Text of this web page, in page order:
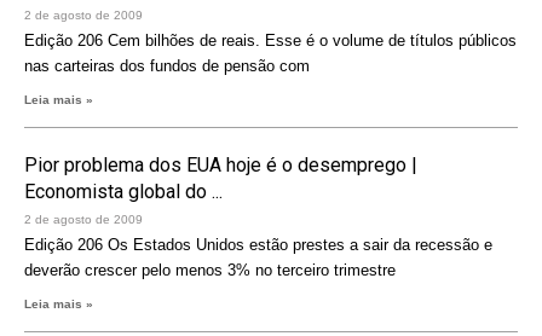
2 de agosto de 2009
Edição 206 Cem bilhões de reais. Esse é o volume de títulos públicos
nas carteiras dos fundos de pensão com
Leia mais »
Pior problema dos EUA hoje é o desemprego |
Economista global do ...
2 de agosto de 2009
Edição 206 Os Estados Unidos estão prestes a sair da recessão e
deverão crescer pelo menos 3% no terceiro trimestre
Leia mais »